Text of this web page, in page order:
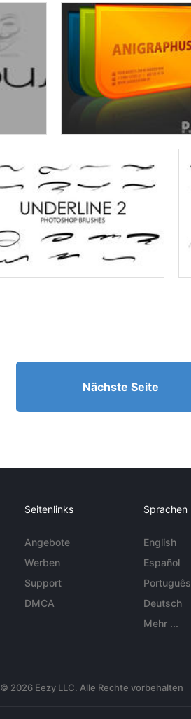
Nächste Seite
Seitenlinks
Angebote
Werben
Support
DMCA
Sprachen
English
Español
Português
Deutsch
Mehr ...
© 2026 Eezy LLC. Alle Rechte vorbehalten